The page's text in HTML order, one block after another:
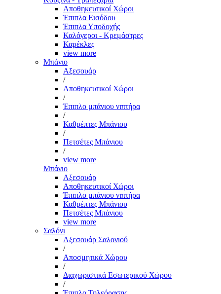
Αποθηκευτικοί Χώροι
Έπιπλα Εισόδου
Έπιπλα Υποδοχής
Καλόγεροι - Κρεμάστρες
Καρέκλες
view more
Μπάνιο
Αξεσουάρ
/
Αποθηκευτικοί Χώροι
/
Έπιπλο μπάνιου νιπτήρα
/
Καθρέπτες Μπάνιου
/
Πετσέτες Μπάνιου
/
view more
Μπάνιο
Αξεσουάρ
Αποθηκευτικοί Χώροι
Έπιπλο μπάνιου νιπτήρα
Καθρέπτες Μπάνιου
Πετσέτες Μπάνιου
view more
Σαλόνι
Αξεσουάρ Σαλονιού
/
Αποσμητικά Χώρου
/
Διαχωριστικά Εσωτερικού Χώρου
/